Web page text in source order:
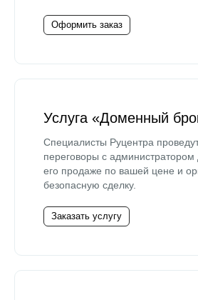
Оформить заказ
Услуга «Доменный
Специалисты Руцентра
переговоры с
его продаже по вашей цене и
безопасную сделку.
Заказать услугу